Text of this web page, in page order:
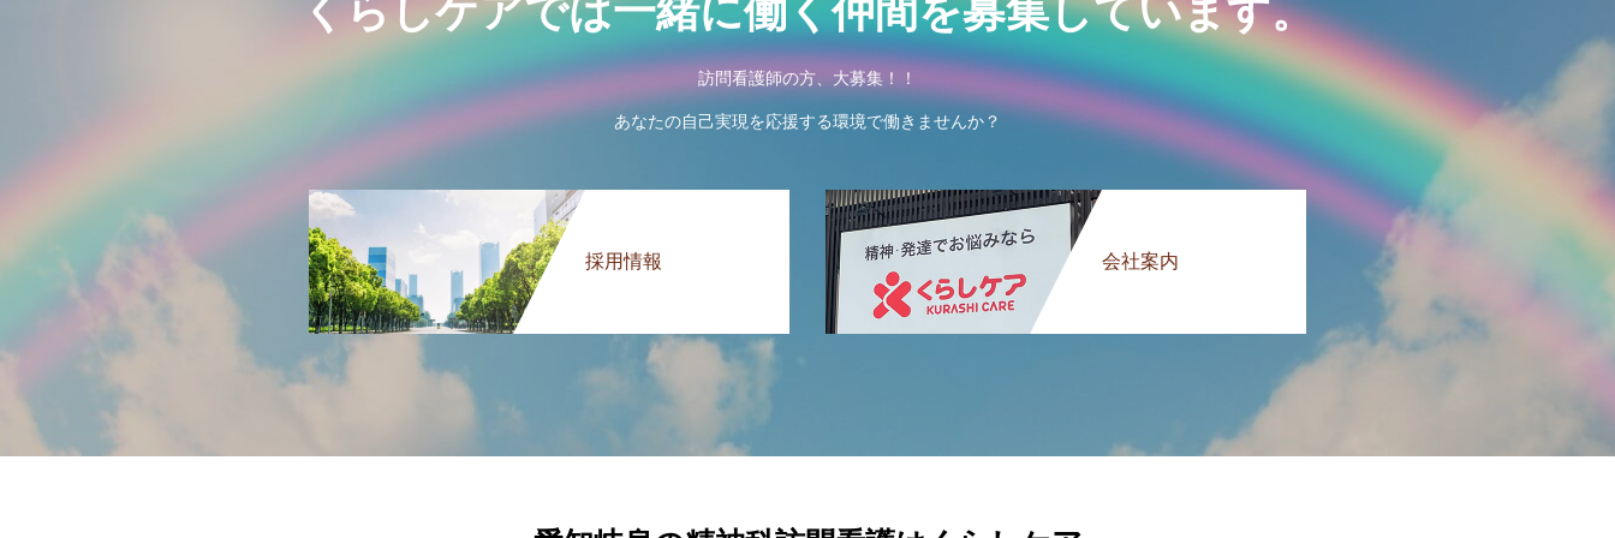
くらしケアでは一緒に働く仲間を募集しています。
訪問看護師の方、大募集！！
あなたの自己実現を応援する環境で働きませんか？
採用情報 会社案内